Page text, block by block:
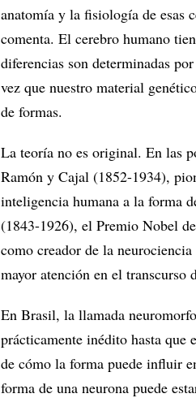
anatomía y la fisiología de esas
comenta. El cerebro humano
diferencias son determinadas
vez que nuestro material
de formas.
La teoría no es original. En las
Ramón y Cajal (1852-1934),
inteligencia humana a la forma
(1843-1926), el Premio Nobel
como creador de la
mayor atención en el transcurso
En Brasil, la llamada
prácticamente inédito hasta
de cómo la forma puede influir
forma de una neurona puede